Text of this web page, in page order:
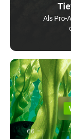
Als Pro-